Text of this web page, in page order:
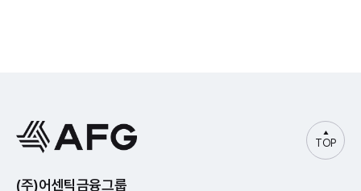
TOP
(주)어센틱금융그룹